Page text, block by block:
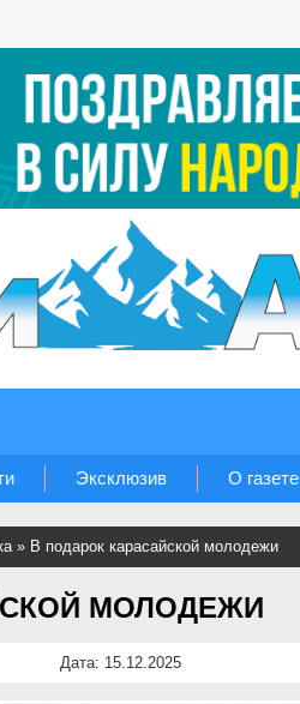
Эксклюзив О газете
» В подарок карасайской молодежи
МОЛОДЕЖИ
Дата: 15.12.2025